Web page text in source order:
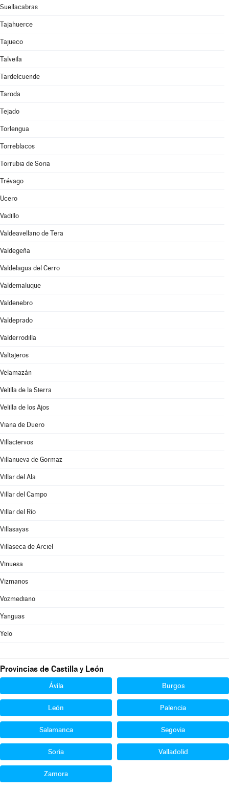
Suellacabras
Tajahuerce
Tajueco
Talveila
Tardelcuende
Taroda
Tejado
Torlengua
Torreblacos
Torrubia de Soria
Trévago
Ucero
Vadillo
Valdeavellano de Tera
Valdegeña
Valdelagua del Cerro
Valdemaluque
Valdenebro
Valdeprado
Valderrodilla
Valtajeros
Velamazán
Velilla de la Sierra
Velilla de los Ajos
Viana de Duero
Villaciervos
Villanueva de Gormaz
Villar del Ala
Villar del Campo
Villar del Río
Villasayas
Villaseca de Arciel
Vinuesa
Vizmanos
Vozmediano
Yanguas
Yelo
Provincias de Castilla y León
Ávila Burgos
León Palencia
Salamanca Segovia
Soria Valladolid
Zamora